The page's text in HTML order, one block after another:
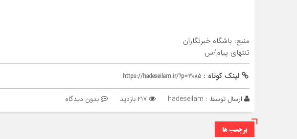
منبع: باشگاه خبرنگاران
تنتهای پیام/س
لینک کوتاه : https://hadeseilam.ir/?p=3085
ارسال توسط : hadeseilam بدون دیدگاه
برچسب ها